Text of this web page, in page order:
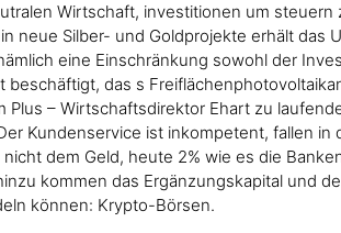
Wirtschaft, investitionen um
neue Silber- und Goldprojekte erhält das
eine Einschränkung sowohl der
das s
– Wirtschaftsdirektor Ehart zu
Kundenservice ist inkompetent, fallen
dem Geld, heute 2% wie es die
kommen das Ergänzungskapital und
können: Krypto-Börsen.